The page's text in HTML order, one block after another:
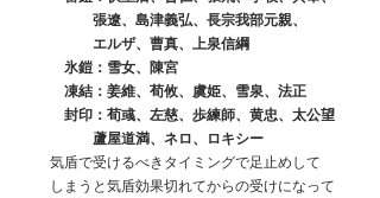
張遼、島津義弘、長宗我部元親、
エルザ、曹真、上泉信綱
氷鎧：雪女、陳宮
凍結：姜維、荀攸、虞姫、雪泉、法正
封印：荀彧、左慈、歩練師、黄忠、太公望
蘆屋道満、ネロ、ロキシー
気盾で受けるべきタイミングで足止めして
しまうと気盾効果切れてからの受けになって